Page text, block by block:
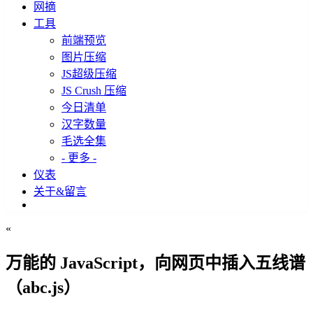
网摘
工具
前端预览
图片压缩
JS超级压缩
JS Crush 压缩
今日清单
汉字数量
毛选全集
- 更多 -
仪表
关于&留言
«
万能的 JavaScript，向网页中插入五线谱
（abc.js）